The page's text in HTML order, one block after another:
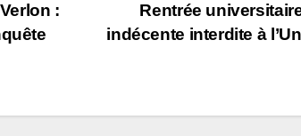
Rentrée
indécente interdite à
: